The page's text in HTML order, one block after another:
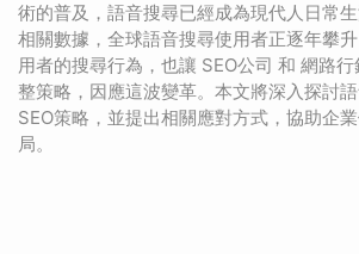
術的普及，語音搜尋已經成為現代人日常
相關數據，全球語音搜尋使用者正逐年攀
用者的搜尋行為，也讓 SEO公司 和 網路
整策略，因應這波變革。本文將深入探討
SEO策略，並提出相關應對方式，協助企
局。